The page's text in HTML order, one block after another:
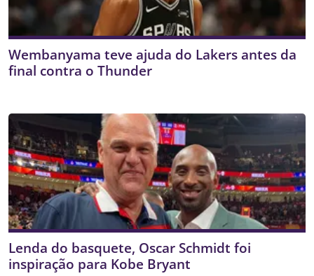
Wembanyama teve ajuda do Lakers antes da
final contra o Thunder
Lenda do basquete, Oscar Schmidt foi
inspiração para Kobe Bryant